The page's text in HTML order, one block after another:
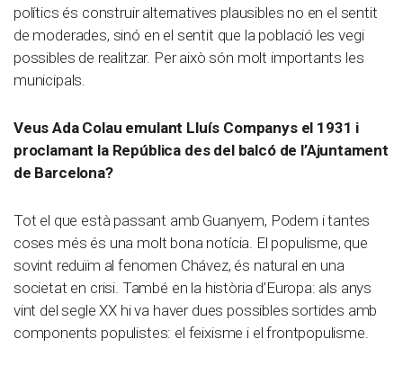
polítics és construir alternatives plausibles no en el sentit
de moderades, sinó en el sentit que la població les vegi
possibles de realitzar. Per això són molt importants les
municipals.
Veus Ada Colau emulant Lluís Companys el 1931 i
proclamant la República des del balcó de l’Ajuntament
de Barcelona?
Tot el que està passant amb Guanyem, Podem i tantes
coses més és una molt bona notícia. El populisme, que
sovint reduïm al fenomen Chávez, és natural en una
societat en crisi. També en la història d’Europa: als anys
vint del segle XX hi va haver dues possibles sortides amb
components populistes: el feixisme i el frontpopulisme.